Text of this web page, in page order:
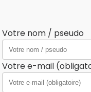
Votre nom / pseudo
Votre e-mail